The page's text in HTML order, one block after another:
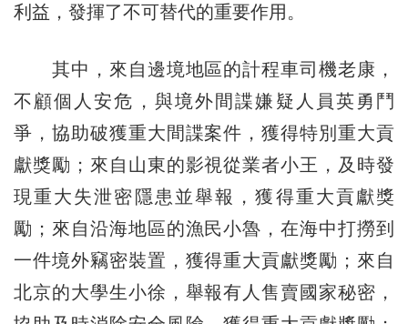
利益，發揮了不可替代的重要作用。
其中，來自邊境地區的計程車司機老康，
不顧個人安危，與境外間諜嫌疑人員英勇鬥
爭，協助破獲重大間諜案件，獲得特別重大貢
獻獎勵；來自山東的影視從業者小王，及時發
現重大失泄密隱患並舉報，獲得重大貢獻獎
勵；來自沿海地區的漁民小魯，在海中打撈到
一件境外竊密裝置，獲得重大貢獻獎勵；來自
北京的大學生小徐，舉報有人售賣國家秘密，